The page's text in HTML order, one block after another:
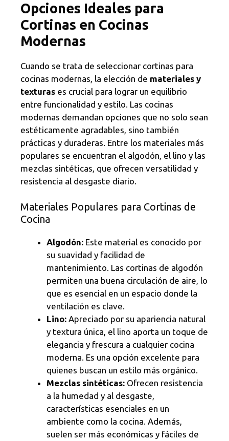
Opciones Ideales para
Cortinas en Cocinas
Modernas
Cuando se trata de seleccionar cortinas para
cocinas modernas, la elección de materiales y
texturas es crucial para lograr un equilibrio
entre funcionalidad y estilo. Las cocinas
modernas demandan opciones que no solo sean
estéticamente agradables, sino también
prácticas y duraderas. Entre los materiales más
populares se encuentran el algodón, el lino y las
mezclas sintéticas, que ofrecen versatilidad y
resistencia al desgaste diario.
Materiales Populares para Cortinas de
Cocina
Algodón: Este material es conocido por
su suavidad y facilidad de
mantenimiento. Las cortinas de algodón
permiten una buena circulación de aire, lo
que es esencial en un espacio donde la
ventilación es clave.
Lino: Apreciado por su apariencia natural
y textura única, el lino aporta un toque de
elegancia y frescura a cualquier cocina
moderna. Es una opción excelente para
quienes buscan un estilo más orgánico.
Mezclas sintéticas: Ofrecen resistencia
a la humedad y al desgaste,
características esenciales en un
ambiente como la cocina. Además,
suelen ser más económicas y fáciles de